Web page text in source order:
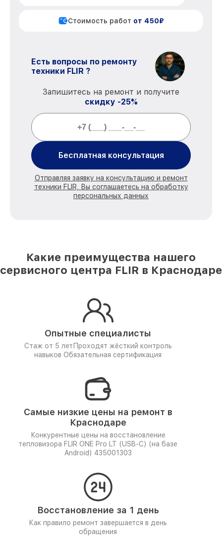
Стоимость работ от 450₽
Есть вопросы по ремонту
техники FLIR ?
Запишитесь на ремонт и получите
скидку -25%
Бесплатная консультация
Отправляя заявку на консультацию и ремонт
техники FLIR, Вы соглашаетесь на обработку
персональных данных
Какие преимущества нашего
сервисного центра FLIR в Краснодаре
Опытные специалисты
Стаж от 5 лет Проходят жёсткий контроль
навыков Обязательная сертификация
Самые низкие цены на ремонт в
Краснодаре
Конкурентные цены на восстановление
тепловизора FLIR ONE Pro LT (USB-C) (на базе
Android) 435001303
Восстановление за 1 день
Как правило ремонт завершается в день
обращения